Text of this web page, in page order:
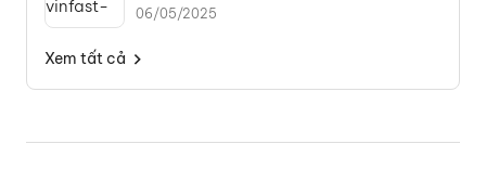
06/05/2025
Xem tất cả